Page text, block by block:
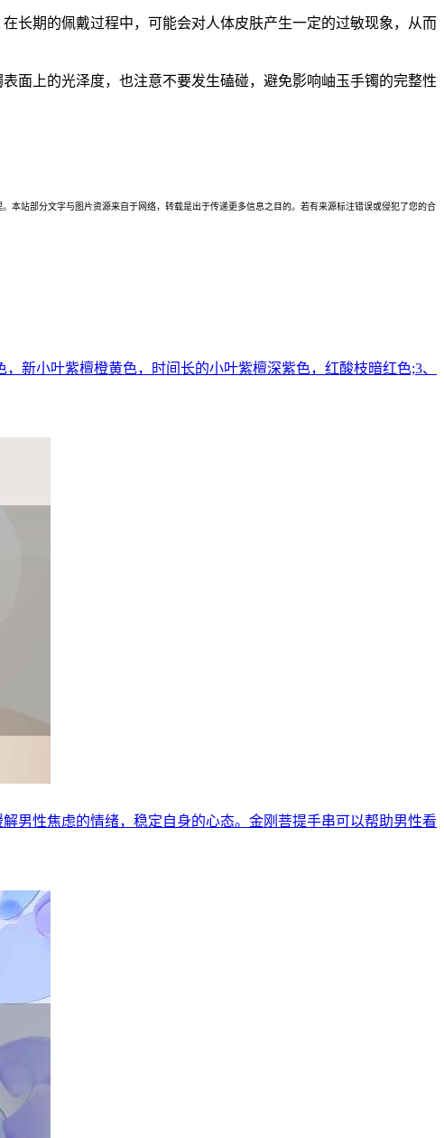
长期的佩戴过程中，可能会对人体皮肤产生一定的过敏现象，从而
面上的光泽度，也注意不要发生磕碰，避免影响岫玉手镯的完整性
本站部分文字与图片资源来自于网络，转载是出于传递更多信息之目的。若有来源标注错误或侵犯了您的合
新小叶紫檀橙黄色，时间长的小叶紫檀深紫色，红酸枝暗红色;3、
男性焦虑的情绪，稳定自身的心态。金刚菩提手串可以帮助男性看